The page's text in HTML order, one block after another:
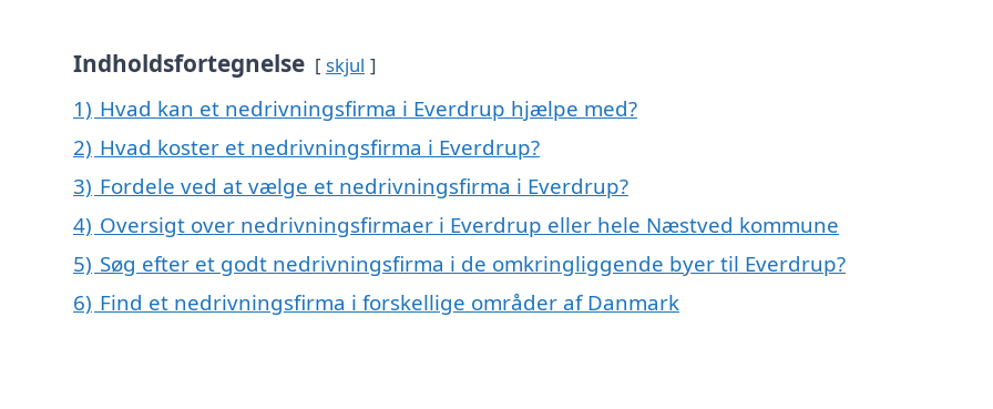
Indholdsfortegnelse skjul
1) Hvad kan et nedrivningsfirma i Everdrup hjælpe med?
2) Hvad koster et nedrivningsfirma i Everdrup?
3) Fordele ved at vælge et nedrivningsfirma i Everdrup?
4) Oversigt over nedrivningsfirmaer i Everdrup eller hele Næstved kommune
5) Søg efter et godt nedrivningsfirma i de omkringliggende byer til Everdrup?
6) Find et nedrivningsfirma i forskellige områder af Danmark